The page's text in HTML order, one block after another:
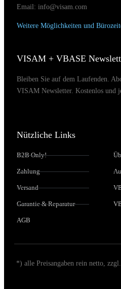
Email: info@visam.com
Weitere Möglichkeiten und
VISAM + VBASE
Bleiben Sie auf dem Laufenden.
VISAM Newsletter. Kostenlos und
Nützliche Links
B2B Only!
Zahlung
Versand
Garantie & Reparatur
AGB
*) alle Preisangaben rein netto,